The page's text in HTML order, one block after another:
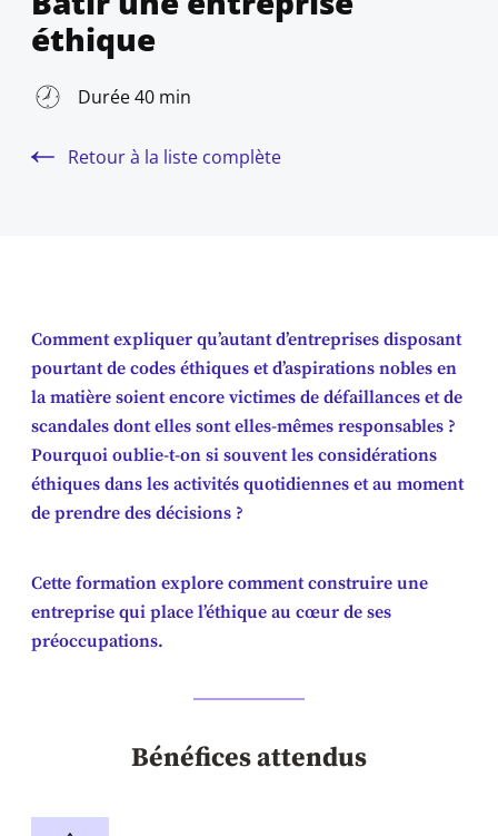
éthique
Durée 40 min
Retour à la liste complète
Comment expliquer qu’autant d’entreprises disposant
pourtant de codes éthiques et d’aspirations nobles en
la matière soient encore victimes de défaillances et de
scandales dont elles sont elles-mêmes responsables ?
Pourquoi oublie-t-on si souvent les considérations
éthiques dans les activités quotidiennes et au moment
de prendre des décisions ?
Cette formation explore comment construire une
entreprise qui place l’éthique au cœur de ses
préoccupations.
Bénéfices attendus